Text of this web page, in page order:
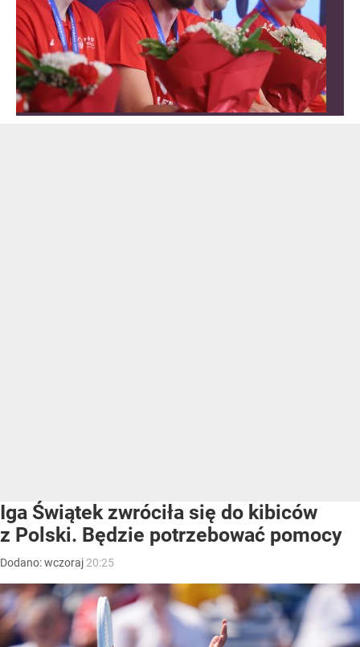
Iga Świątek zwróciła się do kibiców
z Polski. Będzie potrzebować pomocy
Dodano:wczoraj 20:25